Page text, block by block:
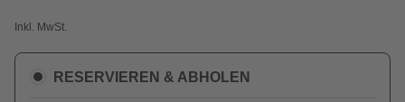
Inkl. MwSt.
RESERVIEREN & ABHOLEN